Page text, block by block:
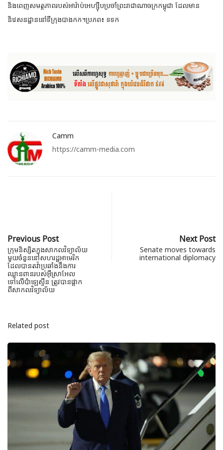
និងពេញសមត្ថភាពរបស់អារ៉ាប់អេហ្ស៊ីបប្រចាំព្រះរាជាណាចក្រកម្ពុជា ដែលមាន
និវេសនដ្ឋាននៅទីក្រុងបាងកក។ប្រភព៖ ទទក
Camm
https://camm-media.com
Previous Post
ក្រុមនិស្សិតក្នុងសាកលវិទ្យាល័យ
មួយចំនួននៅសហរដ្ឋអាមេរិក
ដែលបានតវ៉ាប្រឆាំងនឹងការ
ឈ្លានពានរបស់អ៊ីស្រាអែល
ទៅលើប៉ាឡេស្ទីន ត្រូវបានផ្អាក
ពីសាកលវិទ្យាល័យ
Next Post
Senate moves towards
international diplomacy
Related post